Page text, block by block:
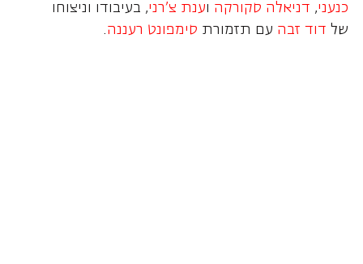
כנעני, דניאלה סקורקה וענת צ'רני, בעיבודו וניצוחו
של דוד זבה עם תזמורת סימפונט רעננה.